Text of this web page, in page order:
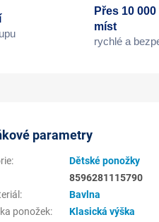
Přes 10
míst
rychlé a
parametry
:
Dětské ponožky
8596281115790
:
Bavlna
ponožek:
Klasická výška